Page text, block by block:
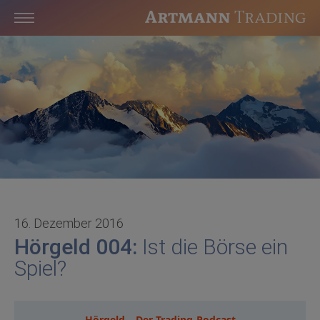
16. Dezember 2016
Hörgeld 004: Ist die Börse ein
Spiel?